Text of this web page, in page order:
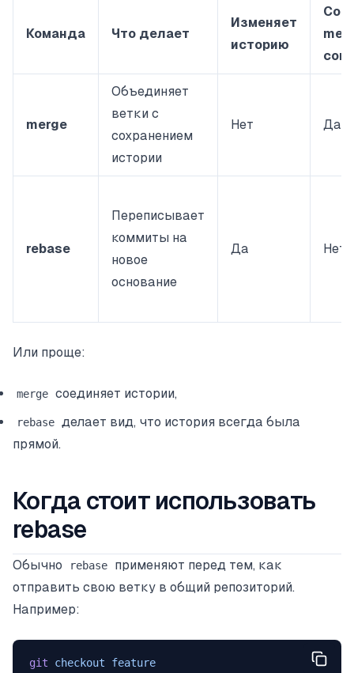
Команда Что делает
Изменяет
историю
merge
Объединяет
ветки с
сохранением
истории
Нет Да
rebase
Переписывает
коммиты на
новое
основание
Да Нет
Или проще:
merge соединяет истории,
rebase делает вид, что история всегда была
прямой.
Когда стоит использовать
rebase
Обычно rebase
применяют перед тем, как
отправить свою ветку в общий репозиторий.
Например:
git checkout feature